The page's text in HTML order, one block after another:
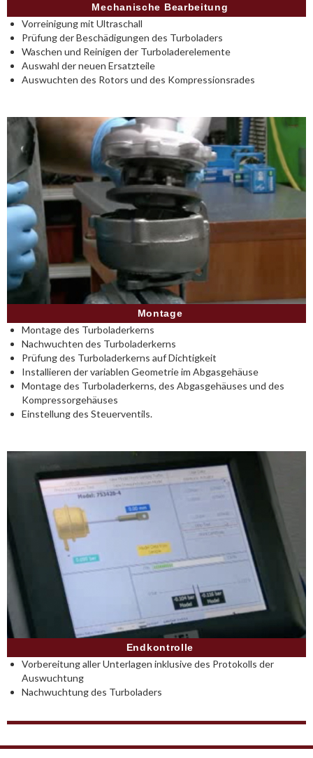
Mechanische Bearbeitung
Vorreinigung mit Ultraschall
Prüfung der Beschädigungen des Turboladers
Waschen und Reinigen der Turboladerelemente
Auswahl der neuen Ersatzteile
Auswuchten des Rotors und des Kompressionsrades
Montage
Montage des Turboladerkerns
Nachwuchten des Turboladerkerns
Prüfung des Turboladerkerns auf Dichtigkeit
Installieren der variablen Geometrie im Abgasgehäuse
Montage des Turboladerkerns, des Abgasgehäuses und des
Kompressorgehäuses
Einstellung des Steuerventils.
Endkontrolle
Vorbereitung aller Unterlagen inklusive des Protokolls der
Auswuchtung
Nachwuchtung des Turboladers